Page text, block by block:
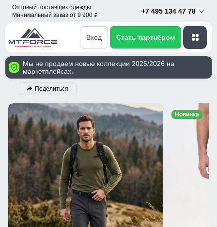
Оптовый поставщик одежды.
Минимальный заказ от 9 900 p
+7 495 134 47 78
Вход Стать партнёром
Мы не продаем новые коллекции 2025/2026 на
маркетплейсах.
Поделиться
Новинка